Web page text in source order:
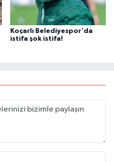
Koçarlı Belediyespor'da
istifa şok istifa!